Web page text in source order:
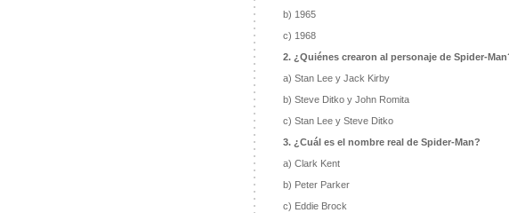
b) 1965
c) 1968
2. ¿Quiénes crearon al personaje de Spider-
a) Stan Lee y Jack Kirby
b) Steve Ditko y John Romita
c) Stan Lee y Steve Ditko
3. ¿Cuál es el nombre real de Spider-Man?
a) Clark Kent
b) Peter Parker
c) Eddie Brock